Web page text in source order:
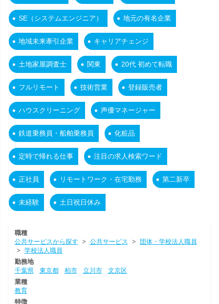
SE（システムエンジニア） 地元の有名企業
地域未来牽引企業 キャリアチェンジ
土地家屋調査士 関東 20代 初めて転職
フルリモート 技術営業 登録販売者
ハウスクリーニング 声優マネージャー
鉄道乗務員・船舶乗務員 化粧品
定時で帰れる仕事 注目の求人検索ワード
正社員 リモートワーク・在宅勤務 第二新卒
未経験 土日祝日休み
職種
公共サービスから探す > 公共サービス >
団体・学校法人職員
> 学校法人職員
勤務地
千葉県
東京都 柏市 立川市
文京区
業種
教育
特徴